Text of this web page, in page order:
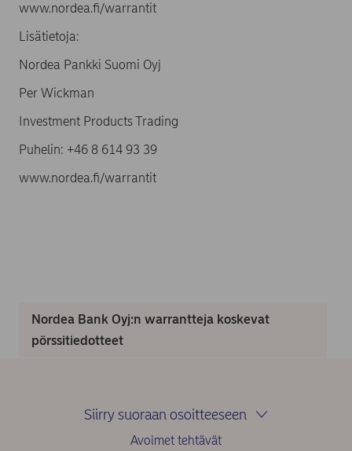
www.nordea.fi/warrantit
Lisätietoja:
Nordea Pankki Suomi Oyj
Per Wickman
Investment Products Trading
Puhelin: +46 8 614 93 39
www.nordea.fi/warrantit
Nordea Bank Oyj:n warrantteja koskevat
pörssitiedotteet
Siirry suoraan osoitteeseen
Avoimet tehtävät